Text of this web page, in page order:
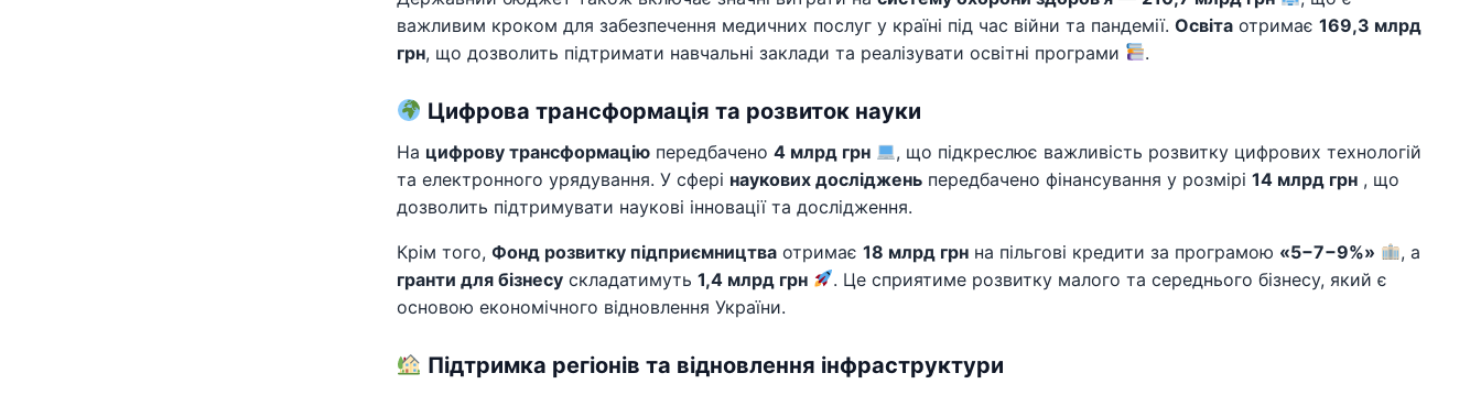
важливим кроком для забезпечення медичних послуг у країні під час війни та пандемії. Освіта отримає 169,3 млрд
грн, що дозволить підтримати навчальні заклади та реалізувати освітні програми .
Цифрова трансформація та розвиток науки
На цифрову трансформацію передбачено 4 млрд грн
, що підкреслює важливість розвитку цифрових технологій
та електронного урядування. У сфері наукових досліджень передбачено фінансування у розмірі 14 млрд грн , що
дозволить підтримувати наукові інновації та дослідження.
Крім того, Фонд розвитку підприємництва отримає 18 млрд грн на пільгові кредити за програмою «5−7−9%»
, а
гранти для бізнесу складатимуть 1,4 млрд грн
. Це сприятиме розвитку малого та середнього бізнесу, який є
основою економічного відновлення України.
Підтримка регіонів та відновлення інфраструктури